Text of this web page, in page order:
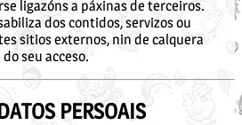
ligazóns a páxinas de terceiros.
dos contidos, servizos ou
sitios externos, nin de calquera
seu acceso.
PERSOAIS